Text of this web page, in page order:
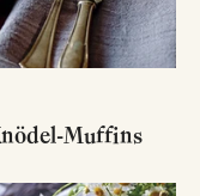
Muffins